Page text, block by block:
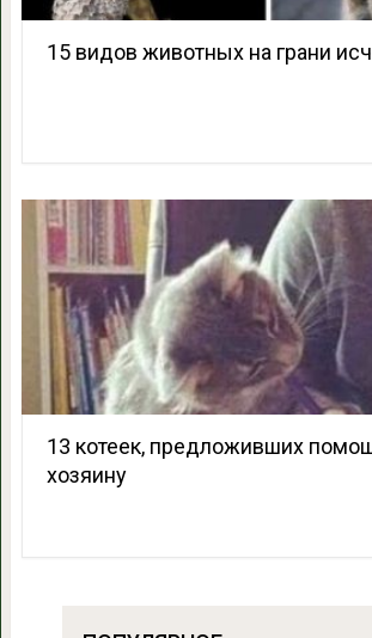
15 видов животных на грани
13 котеек, предложивших
хозяину